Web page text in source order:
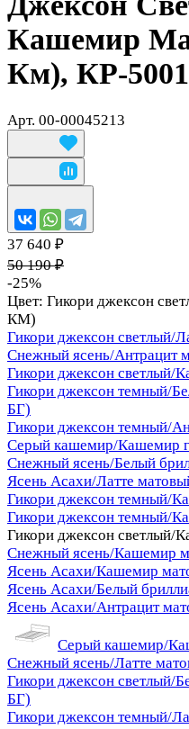
Кашемир
Км), КР-
Арт. 00-00045213
37 640 ₽
50 190 ₽
-25%
Цвет: Гикори джексон
КМ)
Гикори джексон светлый/
Снежный ясень/
Гикори джексон светлый/
Гикори джексон темный/
БГ)
Гикори джексон темный/
Серый кашемир/Кашемир
Снежный ясень/Белый
Ясень Асахи/Латте
Гикори джексон темный/
Гикори джексон темный/
Гикори джексон
Снежный ясень/Кашемир
Ясень Асахи/Кашемир
Ясень Асахи/Белый
Ясень Асахи/Антрацит
Серый кашемир/
Снежный ясень/Латте
Гикори джексон светлый/
БГ)
Гикори джексон темный/